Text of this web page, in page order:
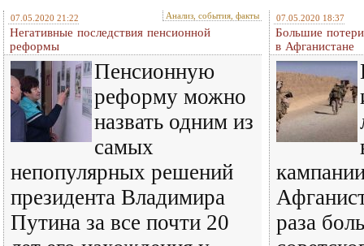
07.05.2020 21:22 Анализ, события, факты
Негативные последствия пенсионной
реформы
Пенсионную
реформу можно
назвать одним из
самых
непопулярных решений
президента Владимира
Путина за все почти 20
07.05.2020 18:37
Большие
в Афганистане
раза